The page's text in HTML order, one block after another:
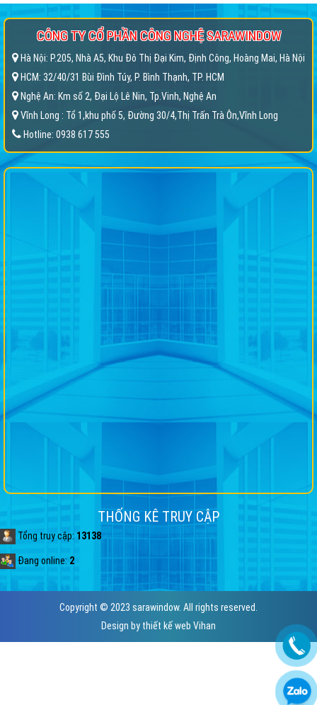
CÔNG TY CỔ PHẦN CÔNG NGHỆ SARAWINDOW
Hà Nội: P.205, Nhà A5, Khu Đô Thị Đại Kim, Định Công, Hoàng Mai, Hà Nội
HCM: 32/40/31 Bùi Đình Túy, P. Bình Thạnh, TP. HCM
Nghệ An: Km số 2, Đại Lộ Lê Nin, Tp.Vinh, Nghệ An
Vĩnh Long : Tổ 1,khu phố 5, Đường 30/4,Thị Trấn Trà Ôn,Vĩnh Long
Hotline: 0938 617 555
THỐNG KÊ TRUY CẬP
Tổng truy cập: 13138
Đang online: 2
Copyright © 2023 sarawindow. All rights reserved.
Design by thiết kế web Vihan